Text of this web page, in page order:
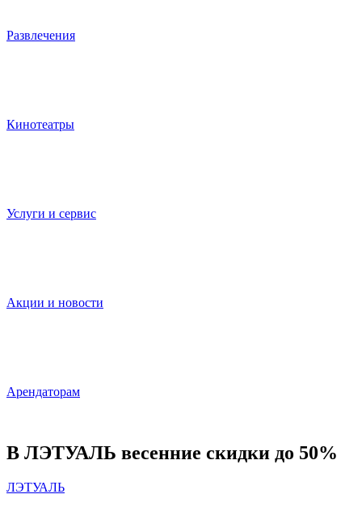
Развлечения
Кинотеатры
Услуги и сервис
Акции и новости
Арендаторам
В ЛЭТУАЛЬ весенние скидки до 50%
ЛЭТУАЛЬ